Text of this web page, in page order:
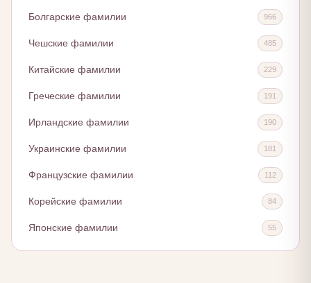
Болгарские фамилии 966
Чешские фамилии 485
Китайские фамилии 229
Греческие фамилии 191
Ирландские фамилии 190
Украинские фамилии 181
Французские фамилии 112
Корейские фамилии 84
Японские фамилии 55